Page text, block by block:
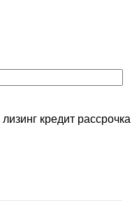
лизинг кредит рассрочка